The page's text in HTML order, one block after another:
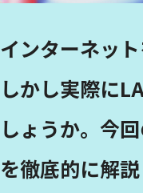
インターネッ
しかし実際に
しょうか。今
を徹底的に解